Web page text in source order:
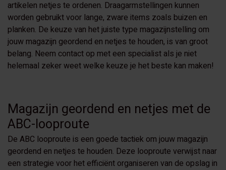
artikelen netjes te ordenen. Draagarmstellingen kunnen
worden gebruikt voor lange, zware items zoals buizen en
planken. De keuze van het juiste type magazijnstelling om
jouw magazijn geordend en netjes te houden, is van groot
belang. Neem contact op met een specialist als je niet
helemaal zeker weet welke keuze je het beste kan maken!
Magazijn geordend en netjes met de
ABC-looproute
De ABC looproute is een goede tactiek om jouw magazijn
geordend en netjes te houden. Deze looproute verwijst naar
een strategie voor het efficiënt organiseren van de opslag in